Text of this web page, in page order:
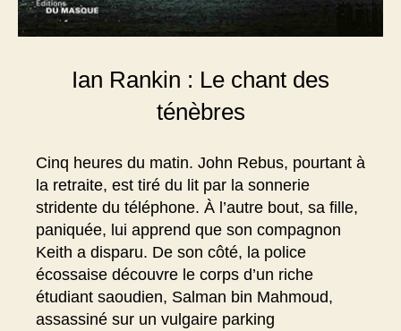
Ian Rankin : Le chant des
ténèbres
Cinq heures du matin. John Rebus, pourtant à
la retraite, est tiré du lit par la sonnerie
stridente du téléphone. À l’autre bout, sa fille,
paniquée, lui apprend que son compagnon
Keith a disparu. De son côté, la police
écossaise découvre le corps d’un riche
étudiant saoudien, Salman bin Mahmoud,
assassiné sur un vulgaire parking